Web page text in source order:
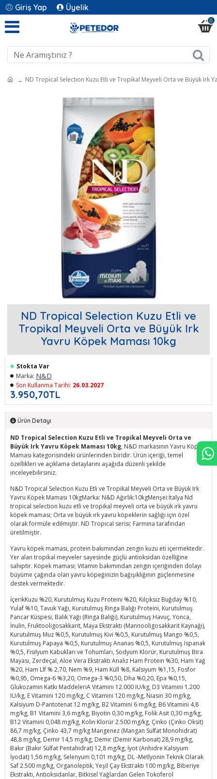
Giriş Yap Üyelik
0
ND Tropical Selection Kuzu Etli ve Tropikal Meyveli Orta ve Büyük Irk
ND Tropical Selection Kuzu Etli ve
Tropikal Meyveli Orta ve Büyük Irk
Yavru Köpek Maması 10kg
3.950,70TL
Stokta Var
Marka: N&D
Son Kullanma Tarihi: 26.03.2027
Ürün Detayı
ND Tropical Selection Kuzu Etli ve Tropikal Meyveli Orta ve
Büyük Irk Yavru Köpek Maması 10kg, N&D markasının Yavru Köpek
Maması kategorisindeki ürünlerinden biridir. Ürün içeriği, temel
özellikleri ve açıklama detaylarını aşağıda düzenli şekilde
inceleyebilirsiniz.
N&D Tropical Selection Kuzu Etli ve Tropikal Meyveli Orta ve Büyük Irk
Yavru Köpek Maması 10kgMarka: N&D Ağırlık:10kgMenşei:İtalya Nd
tropical selection kuzu etli ve tropikal meyveli orta ve büyük ırk yavru
köpek maması; Orta ve büyük ırk yavru köpeklerin sağlığı için özel
olarak formüle edilmiştir. ND Tropical serisi; Farmina tarafından
üretilmiştir.
Yavru köpek maması, protein bakımından zengin kuzu eti içermektedir.
Yer alan tropikal meyveler sayesinde güçlü antioksidan özelliğine
sahiptir. Köpek maması; Vitamin bakımından zengin içeriğinden dolayı
büyüme çağında olan yavru köpeğinizin bağışıklığının güçlenmesine
destek vermektedir.
İçerikKuzu %20, Kurutulmuş Kuzu Proteini %20, Kılçıksız Buğday %10,
Yulaf %10, Tavuk Yağı, Kurutulmuş Ringa Balığı Proteini, Kurutulmuş
Pancar Küspesi, Balık Yağı (Ringa Balığı), Kurutulmuş Havuç, Yonca,
İnulin, Fruktooligosakkarit, Maya Ekstraktı (Mannooligosakkarit Kaynağı),
Kurutulmuş Muz %0,5, Kurutulmuş Kivi %0,5, Kurutulmuş Mango %0,5,
Kurutulmuş Papaya %0,5, Kurutulmuş Ananas %0,5, Kurutulmuş Ispanak
%0,5, Fisilyum Kabukları ve Tohumları, Sodyum Klorür, Kurutulmuş Bira
Mayası, Zerdeçal, Aloe Vera Ekstraktı Analiz Ham Protein %30, Ham Yağ
%20, Ham Llf % 2,70, Nem %9, Ham Küll %8, Kalsiyum %1,15, Fosfor
%0,95, Omega-6 %3,20, Omega-3 %0,50, Dha %0,20, Epa %0,15,
Glukozamin Katkı MaddeleriA Vitamini 12.000 IU/kg, D3 Vitamini 1.200
IU/kg, E Vitamini 120 mg/kg, C Vitamini 120 mg/kg, Niasin 30 mg/kg,
Kalsiyum D-Pantotenat 12 mg/kg, B2 Vitamini 6 mg/kg, B6 Vitamini 4,8
mg/kg, B1 Vitamini 3,6 mg/kg, Biyotin 0,30 mg/kg, Folik Asit 0,30 mg/kg,
B12 Vitamini 0,048 mg/kg, Kolin Klorür 2.500 mg/kg, Çinko (Çinko Oksit)
86,7 mg/kg, Çinko 43,7 mg/kg Mangenez (Mangan Sulfat Monohidrat)
48,8 mg/kg, Demir 14,5 mg/kg, Demir (Demir Karbonat) 28,9 mg/kg,
Bakır (Bakır Sülfat Pentahidrat) 12,8 mg/kg, İyot (Anhidre Kalsiyum
İyodat) 1,56 mg/kg, Selenyum 0,101 mg/kg, DL -Metlyonin Teknik Olarak
Saf 2.500 mg/kg, Organoleptik, Yeşil Çay Ekstraktı 100 mg/kg, Biberiye
Ekstraktı, Antioksidanlar, Bitkisel Yağlardan Gelen Tokoferol